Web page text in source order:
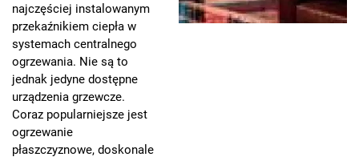
najczęściej instalowanym
przekaźnikiem ciepła w
systemach centralnego
ogrzewania. Nie są to
jednak jedyne dostępne
urządzenia grzewcze.
Coraz popularniejsze jest
ogrzewanie
płaszczyznowe, doskonale